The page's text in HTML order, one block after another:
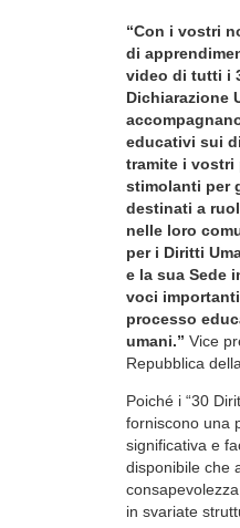
“Con i vostri
di
video di tutti i
Dichiarazione
educativi sui
tramite i vostri
stimolanti per
destinati a
nelle loro
per i Diritti
e la sua Sede
voci
processo
umani.” Vice
Repubblica
Poiché i “30
forniscono una
significativa e
disponibile che
in svariate